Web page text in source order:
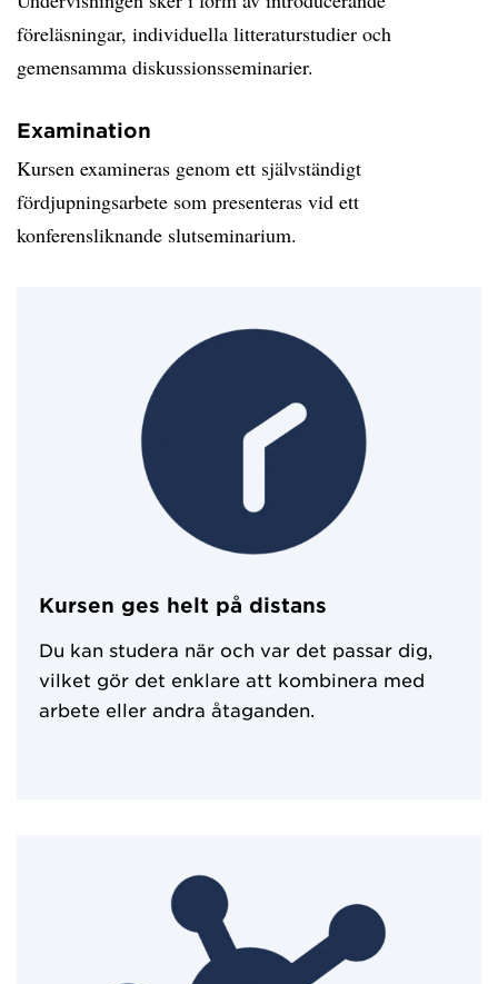
föreläsningar, individuella litteraturstudier och
gemensamma diskussionsseminarier.
Examination
Kursen examineras genom ett självständigt
fördjupningsarbete som presenteras vid ett
konferensliknande slutseminarium.
Kursen ges helt på distans
Du kan studera när och var det passar dig,
vilket gör det enklare att kombinera med
arbete eller andra åtaganden.